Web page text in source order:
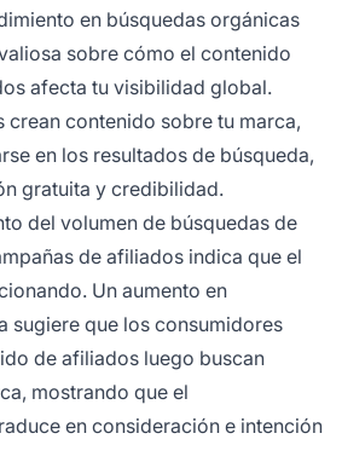
en búsquedas orgánicas
sobre cómo el contenido
afecta tu visibilidad global.
crean contenido sobre tu marca,
en los resultados de búsqueda,
gratuita y credibilidad.
del volumen de búsquedas de
de afiliados indica que el
Un aumento en
sugiere que los consumidores
de afiliados luego buscan
mostrando que el
en consideración e intención